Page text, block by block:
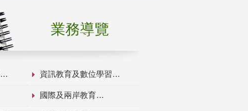
業務導覽
資訊教育及數位學習
國際及兩岸教育